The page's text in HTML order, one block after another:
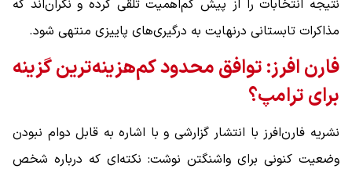
نتیجه انتخابات را از پیش کم‌اهمیت تلقی کرده و نگران‌اند که
مذاکرات تابستانی درنهایت به درگیری‌های پاییزی منتهی شود.
فارن افرز: توافق محدود کم‌هزینه‌ترین گزینه
برای ترامپ؟
نشریه فارن‌افرز با انتشار گزارشی و با اشاره به قابل دوام نبودن
وضعیت کنونی برای واشنگتن نوشت: نکته‌ای که درباره شخص